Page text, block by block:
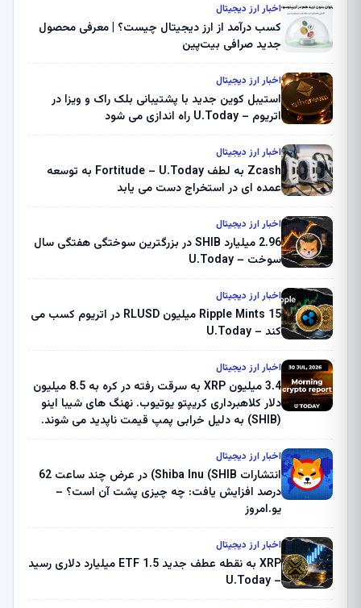
اخبار ارز دیجیتال
کسب درآمد از ارز دیجیتال چیست؟ | معرفی محصول
جدید صرافی بیت‌پین
اخبار ارز دیجیتال
استیبل کوین جدید با پشتیبانی بلک راک و ویزا در
اتریوم – U.Today راه اندازی می شود
اخبار ارز دیجیتال
Zcash به لطف Fortitude – U.Today به توسعه
عمده ای در استخراج دست می یابد
اخبار ارز دیجیتال
2.96 میلیارد SHIB در بزرگترین سوختگی هفتگی سال
سوخت – U.Today
اخبار ارز دیجیتال
Ripple Mints 15 میلیون RLUSD در اتریوم کسب می
کند – U.Today
اخبار ارز دیجیتال
3.4 میلیون XRP به سرقت رفته در کره به 8.5 میلیون
دلار کلاهبرداری کریپتو یوتیوب. نهنگ های شیبا اینو
(SHIB) به دلیل خرابی پمپ قیمت ناپدید می شوند.
ثبت کرد – گزارش کریپتو صبح – U.Today
اخبار ارز دیجیتال
انتشارات Shiba Inu (SHIB) در عرض چند ساعت 62
درصد افزایش یافت: چه چیزی پشت آن است؟ –
یو.امروز
اخبار ارز دیجیتال
XRP به نقطه عطف جدید ETF 1.5 میلیارد دلاری رسید
– U.Today